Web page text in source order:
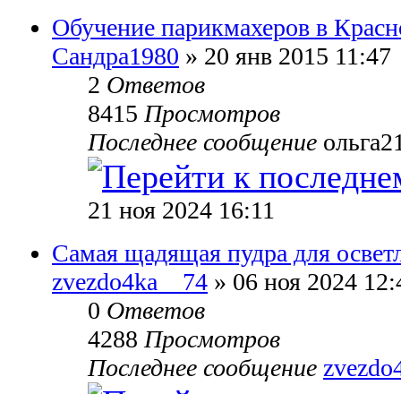
Обучение парикмахеров в
Сандра1980 » 20 янв 2015 11:47
2 Ответов
8415Просмотров
Последнее сообщение
21 ноя 2024 16:11
Самая щадящая пудра для
zvezdo4ka__74 » 06 ноя 2024
0 Ответов
4288Просмотров
Последнее сообщение